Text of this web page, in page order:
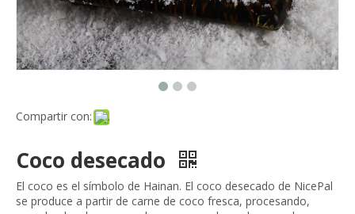
Compartir con:
Coco desecado
El coco es el símbolo de Hainan. El coco desecado de NicePal
se produce a partir de carne de coco fresca, procesando,